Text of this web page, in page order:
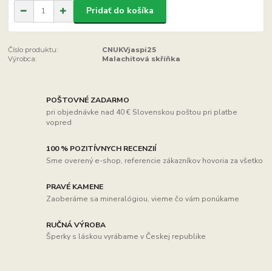
Pridať do košíka
Číslo produktu:
CNUKVjaspi25
Výrobca:
Malachitová skříňka
POŠTOVNÉ ZADARMO
pri objednávke nad 40 € Slovenskou poštou pri platbe
vopred
100 % POZITÍVNYCH RECENZIÍ
Sme overený e-shop, referencie zákazníkov hovoria za všetko
PRAVÉ KAMENE
Zaoberáme sa mineralógiou, vieme čo vám ponúkame
RUČNÁ VÝROBA
Šperky s láskou vyrábame v Českej republike